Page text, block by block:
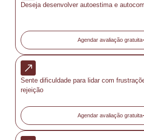
Deseja desenvolver autoestima e
Agendar avaliação gratuita
Sente dificuldade para lidar com
rejeição
Agendar avaliação gratuita